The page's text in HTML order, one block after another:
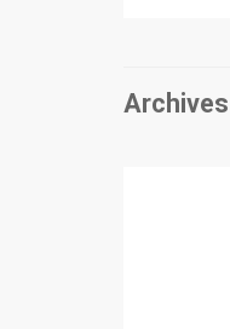
Archives